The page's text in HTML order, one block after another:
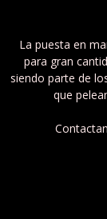
La puesta en
para gran
siendo parte de
que